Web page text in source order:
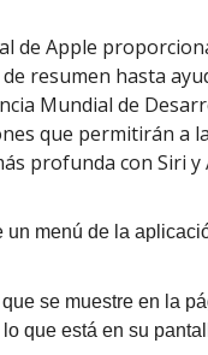
de Apple
resumen hasta
Mundial de
que permitirán a
profunda con Siri y
menú de la
se muestre en la
que está en su